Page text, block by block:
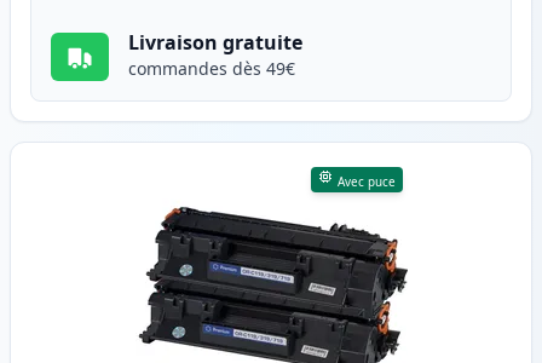
Livraison gratuite
commandes dès 49€
Avec puce